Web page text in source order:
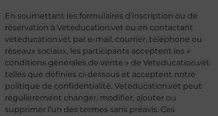
En soumettant les formulaires d’inscription ou de
réservation à Veteducation.vet ou en contactant
veteducation.vet par e-mail, courrier, téléphone ou
réseaux sociaux, les participants acceptent les «
conditions générales de vente » de Veteducation.vet
telles que définies ci-dessous et acceptent notre
politique de confidentialité. Veteducation.vet peut
régulièrement changer, modifier, ajouter ou
supprimer l’un des termes sans préavis. Ces